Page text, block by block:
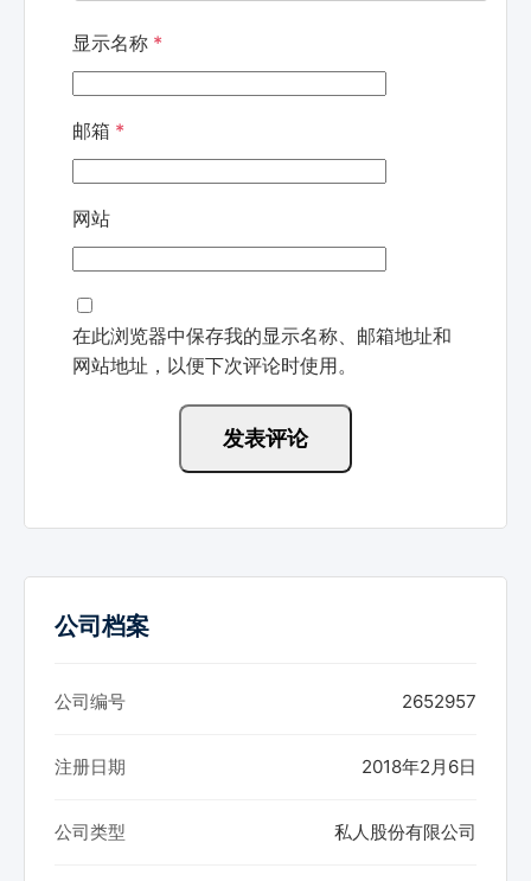
显示名称 *
邮箱 *
网站
在此浏览器中保存我的显示名称、邮箱地址和
网站地址，以便下次评论时使用。
公司档案
公司编号 2652957
注册日期 2018年2月6日
公司类型 私人股份有限公司